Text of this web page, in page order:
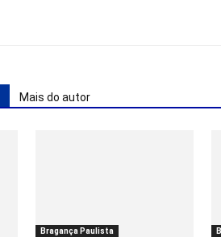
Mais do autor
Bragança Paulista